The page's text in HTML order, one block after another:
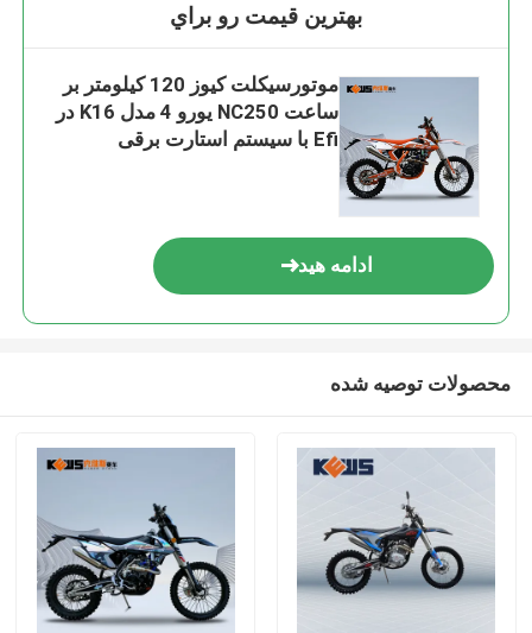
بهترين قيمت رو براي
موتورسیکلت کیوز 120 کیلومتر بر
ساعت NC250 یورو 4 مدل K16 در
Efi با سیستم استارت برقی
ادامه هید
محصولات توصیه شده